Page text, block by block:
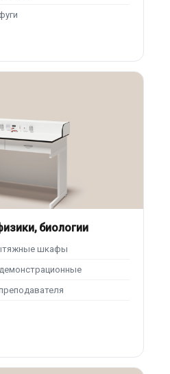
биологии
шкафы